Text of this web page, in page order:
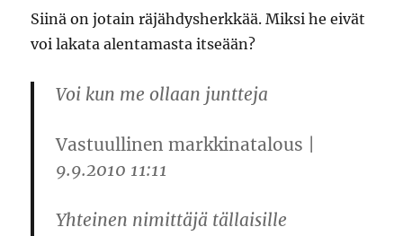
Siinä on jotain räjähdysherkkää. Miksi he eivät
voi lakata alentamasta itseään?
Voi kun me ollaan juntteja
Vastuullinen markkinatalous
9.9.2010 11:11
Yhteinen nimittäjä tällaisille